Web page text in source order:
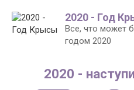
контенту
2020 - Год
Все, что может
годом 2020
2020 -